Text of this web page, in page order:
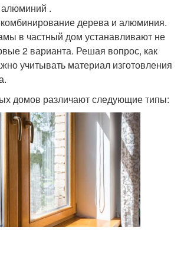
алюминий .
дерева и алюминия.
в частный дом устанавливают не
2 варианта. Решая вопрос, как
учитывать материал изготовления
домов различают следующие типы: